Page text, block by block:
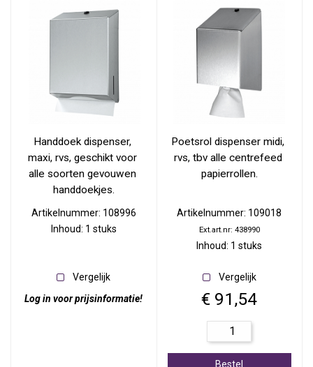
Handdoek dispenser,
maxi, rvs, geschikt voor
alle soorten gevouwen
handdoekjes.
Artikelnummer: 108996
Inhoud: 1 stuks
Vergelijk
Log in voor prijsinformatie!
Poetsrol dispenser midi,
rvs, tbv alle centrefeed
papierrollen.
Artikelnummer: 109018
Ext.art.nr: 438990
Inhoud: 1 stuks
Vergelijk
€ 91,54
Bestel